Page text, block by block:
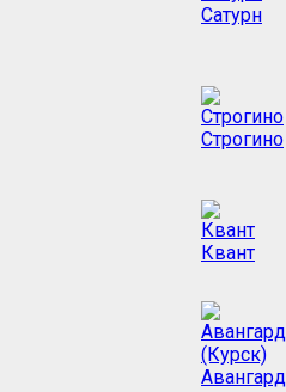
Сатурн
Строгино
Квант
Авангард